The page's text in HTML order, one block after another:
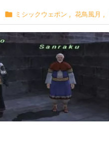
 ミシックウェポン , 花鳥風月 ,